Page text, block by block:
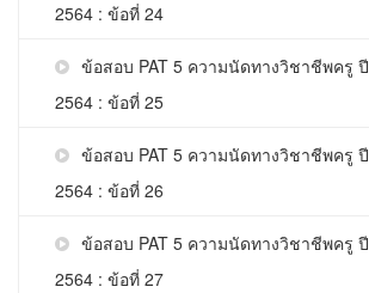
2564 : ข้อที่ 24
ข้อสอบ PAT 5 ความนัดทางวิชาชีพครู ปี
2564 : ข้อที่ 25
ข้อสอบ PAT 5 ความนัดทางวิชาชีพครู ปี
2564 : ข้อที่ 26
ข้อสอบ PAT 5 ความนัดทางวิชาชีพครู ปี
2564 : ข้อที่ 27